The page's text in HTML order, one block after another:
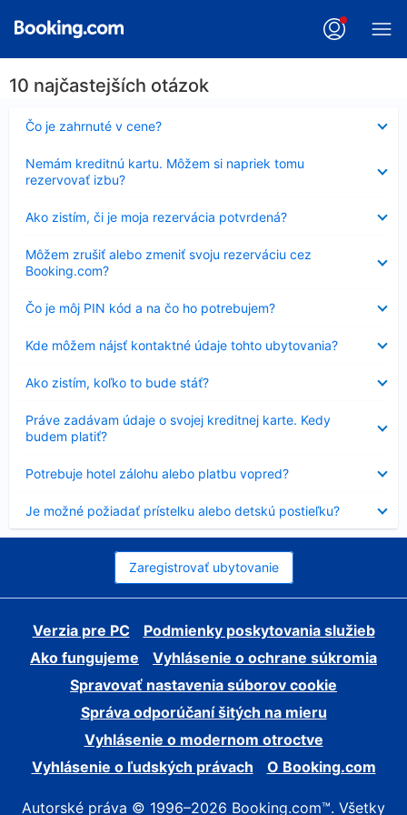
10 najčastejších otázok
Čo je zahrnuté v cene?
Nezobrazuje
sa
Nemám kreditnú kartu. Môžem si napriek tomu
rezervovať izbu?
sa
Ako zistím, či je moja rezervácia potvrdená?
sa
Môžem zrušiť alebo zmeniť svoju rezerváciu cez
Booking.com?
sa
Čo je môj PIN kód a na čo ho potrebujem?
Nezobrazuje
sa
Kde môžem nájsť kontaktné údaje tohto ubytovania?
sa
Ako zistím, koľko to bude stáť?
sa
Práve zadávam údaje o svojej kreditnej karte. Kedy
budem platiť?
sa
Potrebuje hotel zálohu alebo platbu vopred?
sa
Je možné požiadať prístelku alebo detskú postieľku?
sa
Zaregistrovať ubytovanie
Verzia pre PC
Podmienky poskytovania služieb
Ako fungujeme
Vyhlásenie o ochrane súkromia
Spravovať nastavenia súborov cookie
Správa odporúčaní šitých na mieru
Vyhlásenie o modernom otroctve
Vyhlásenie o ľudských právach
O Booking.com
Autorské práva © 1996–2026 Booking.com™. Všetky